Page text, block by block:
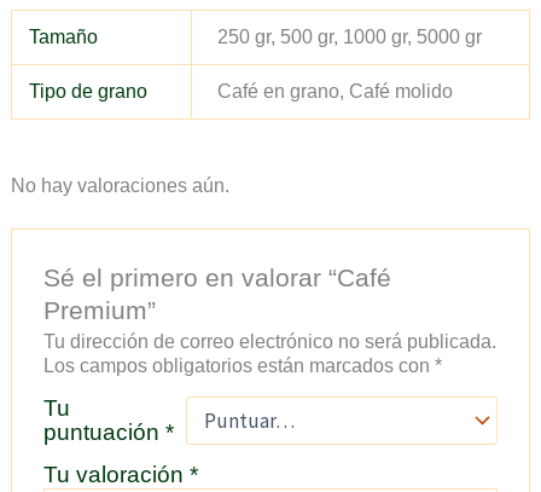
Tamaño 250 gr, 500 gr, 1000 gr, 5000 gr
Tipo de grano Café en grano, Café molido
No hay valoraciones aún.
Sé el primero en valorar “Café
Premium”
Tu dirección de correo electrónico no será publicada.
Los campos obligatorios están marcados con*
Tu
puntuación*
Tu valoración*